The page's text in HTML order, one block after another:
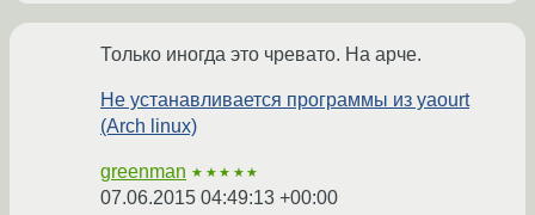
Только иногда это чревато. На арче.
Не устанавливается программы из yaourt
(Arch linux)
greenman ★★★★★
07.06.2015 04:49:13 +00:00